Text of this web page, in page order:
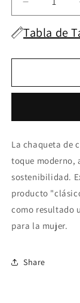
Disminuir
la
cantidad
Lynn
Tabla de
La chaqueta de
toque moderno,
sostenibilidad.
producto
como resultado
para la mujer.
Share